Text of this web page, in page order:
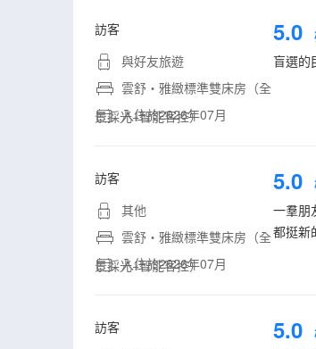
訪客
與好友旅遊
雲舒・雅緻標準雙床房（全
景採光+智能客控）
入住於2026年07月
5.0
盲選的
訪客
其他
雲舒・雅緻標準雙床房（全
景採光+智能客控）
入住於2026年07月
5.0
一羣朋
都挺新
訪客
5.0